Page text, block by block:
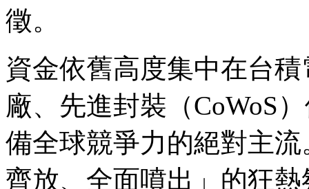
徵。
資金依舊高度集中在台
廠、先進封裝（CoWoS
備全球競爭力的絕對主
齊放、全面噴出」的狂